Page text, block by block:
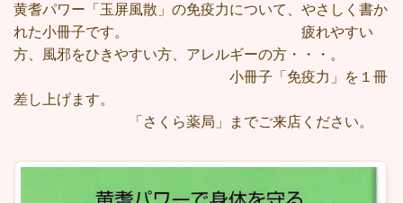
黄耆パワー「玉屏風散」の免疫力について、やさしく書か
れた小冊子です。 疲れやすい
方、風邪をひきやすい方、アレルギーの方・・・。
小冊子「免疫力」を１冊
差し上げます。
「さくら薬局」までご来店ください。